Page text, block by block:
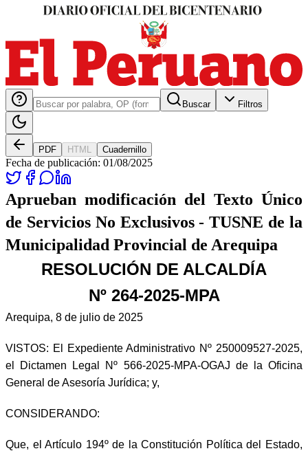
Buscar Filtros
PDF HTML Cuadernillo
Fecha de publicación: 01/08/2025
Aprueban modificación del Texto Único
de Servicios No Exclusivos - TUSNE de la
Municipalidad Provincial de Arequipa
RESOLUCIÓN DE ALCALDÍA
Nº 264-2025-MPA
Arequipa, 8 de julio de 2025
VISTOS: El Expediente Administrativo Nº 250009527-2025,
el Dictamen Legal Nº 566-2025-MPA-OGAJ de la Oficina
General de Asesoría Jurídica; y,
CONSIDERANDO:
Que, el Artículo 194º de la Constitución Política del Estado,